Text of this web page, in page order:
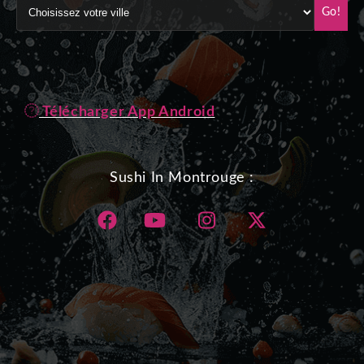
Go!
Télécharger App Android
Sushi In Montrouge :